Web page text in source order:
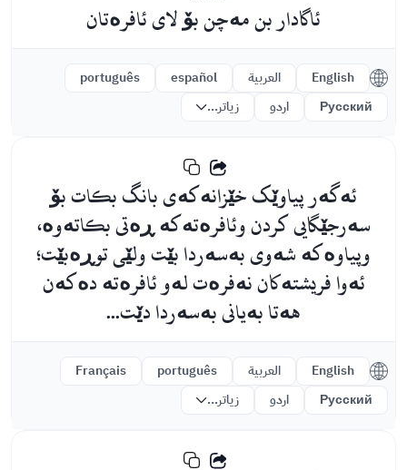
ئاگادار بن مەچن بۆ لای ئافرەتان
English العربية español
português
Русский
اردو زیاتر...
ئەگەر پیاوێک خێزانەکەى بانگ بکات بۆ
سەرجێگایی کردن وئافرەتەکە ڕەتی بکاتەوە،
وپیاوەکە شەوی بەسەردا بێت ولێی توڕەبێت؛
ئەوا فریشتەکان نەفرەت لەو ئافرەتە دەکەن
هەتا بەیانی بەسەردا دێت...
English العربية português
Français
Русский
اردو زیاتر...